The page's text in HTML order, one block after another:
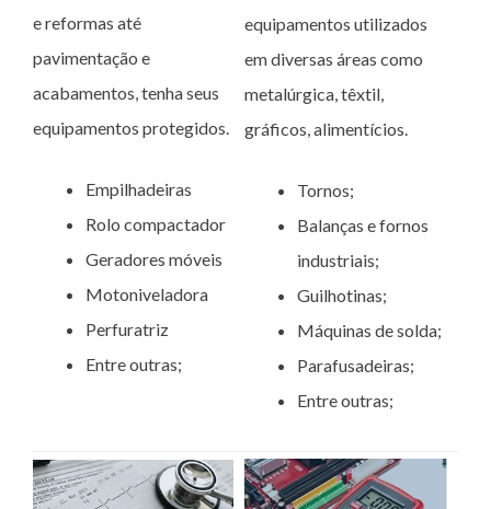
e reformas até
pavimentação e
acabamentos, tenha seus
equipamentos protegidos.
Empilhadeiras
Rolo compactador
Geradores móveis
Motoniveladora
Perfuratriz
Entre outras;
equipamentos utilizados
em diversas áreas como
metalúrgica, têxtil,
gráficos, alimentícios.
Tornos;
Balanças e fornos
industriais;
Guilhotinas;
Máquinas de solda;
Parafusadeiras;
Entre outras;